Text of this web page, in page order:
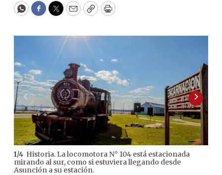
WhatsApp
Facebook
Twitter
EmailCopyPrint
1/4 Historia. La locomotora N° 104 está estacionada
mirando al sur, como si estuviera llegando desde
Asunción a su estación.